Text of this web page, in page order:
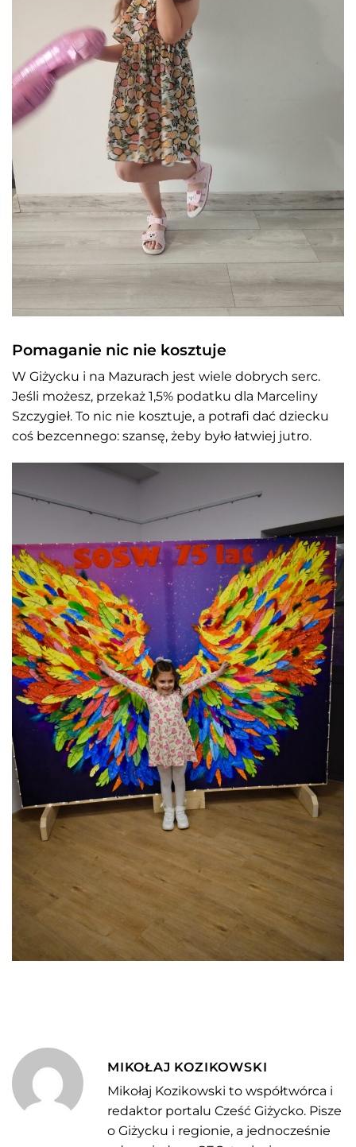
Pomaganie nic nie kosztuje
W Giżycku i na Mazurach jest wiele dobrych serc.
Jeśli możesz, przekaż 1,5% podatku dla Marceliny
Szczygieł. To nic nie kosztuje, a potrafi dać dziecku
coś bezcennego: szansę, żeby było łatwiej jutro.
MIKOŁAJ KOZIKOWSKI
Mikołaj Kozikowski to współtwórca i
redaktor portalu Cześć Giżycko. Pisze
o Giżycku i regionie, a jednocześnie